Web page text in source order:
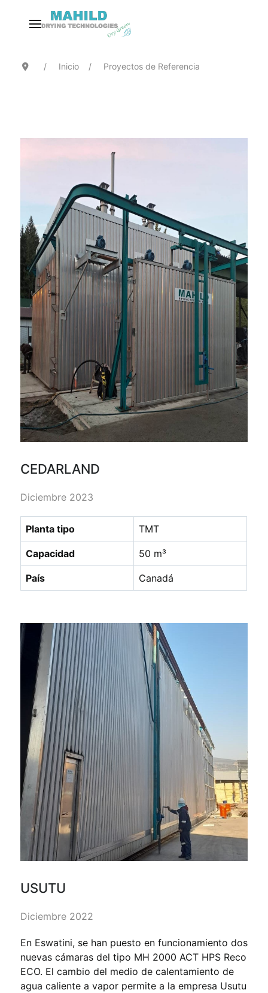
Inicio Proyectos de Referencia
CEDARLAND
Diciembre 2023
Planta tipo TMT
Capacidad 50 m³
País Canadá
USUTU
Diciembre 2022
En Eswatini, se han puesto en funcionamiento dos
nuevas cámaras del tipo MH 2000 ACT HPS Reco
ECO. El cambio del medio de calentamiento de
agua caliente a vapor permite a la empresa Usutu